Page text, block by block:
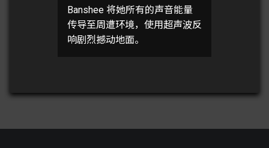
Banshee 将她所有的声音能量
传导至周遭环境，使用超声波反
响剧烈撼动地面。